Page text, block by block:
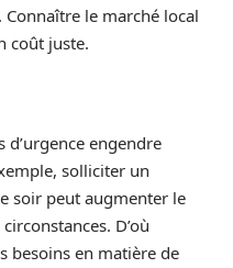
le marché local
coût juste.
d’urgence engendre
solliciter un
soir peut augmenter le
D’où
besoins en matière de